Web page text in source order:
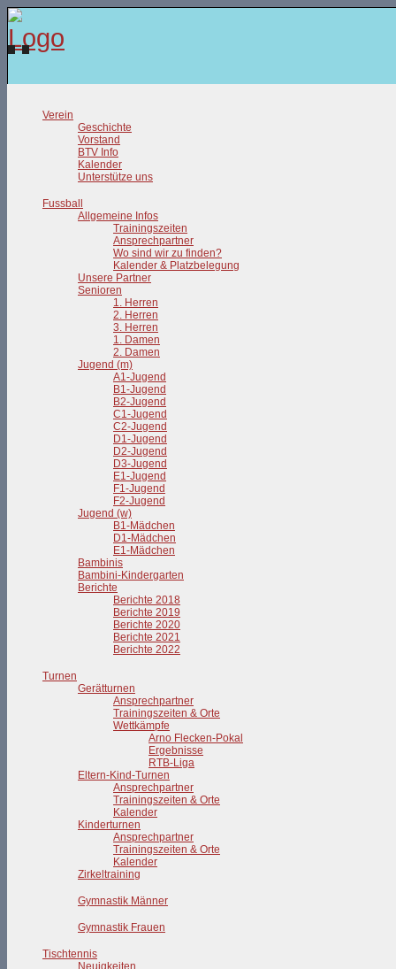
Verein
Geschichte
Vorstand
BTV Info
Kalender
Unterstütze uns
Fussball
Allgemeine Infos
Trainingszeiten
Ansprechpartner
Wo sind wir zu finden?
Kalender & Platzbelegung
Unsere Partner
Senioren
1. Herren
2. Herren
3. Herren
1. Damen
2. Damen
Jugend (m)
A1-Jugend
B1-Jugend
B2-Jugend
C1-Jugend
C2-Jugend
D1-Jugend
D2-Jugend
D3-Jugend
E1-Jugend
F1-Jugend
F2-Jugend
Jugend (w)
B1-Mädchen
D1-Mädchen
E1-Mädchen
Bambinis
Bambini-Kindergarten
Berichte
Berichte 2018
Berichte 2019
Berichte 2020
Berichte 2021
Berichte 2022
Turnen
Gerätturnen
Ansprechpartner
Trainingszeiten & Orte
Wettkämpfe
Arno Flecken-Pokal
Ergebnisse
RTB-Liga
Eltern-Kind-Turnen
Ansprechpartner
Trainingszeiten & Orte
Kalender
Kinderturnen
Ansprechpartner
Trainingszeiten & Orte
Kalender
Zirkeltraining
Gymnastik Männer
Gymnastik Frauen
Tischtennis
Neuigkeiten